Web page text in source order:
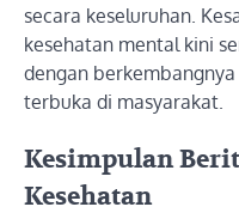
secara keseluruhan.
kesehatan mental kini
dengan
terbuka di masyarakat.
Kesimpulan
Kesehatan